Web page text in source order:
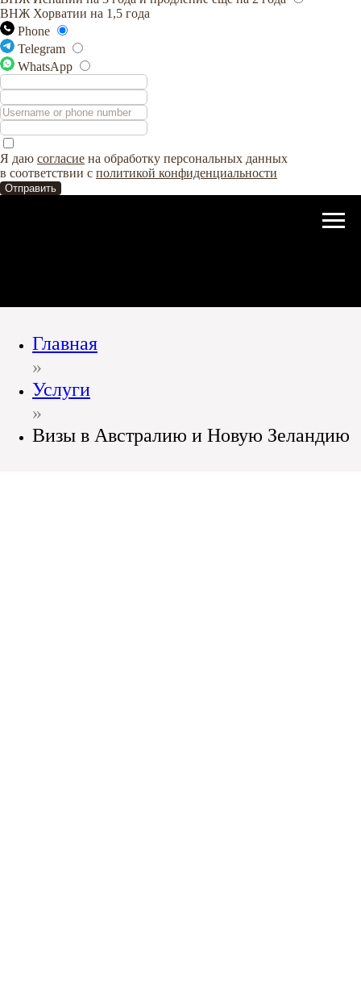
ВНЖ Хорватии на 1,5 года
Phone
Telegram
WhatsApp
Я даю согласие на обработку персональных данных
в соответствии с политикой конфиденциальности
Отправить
Главная
»
Услуги
»
Визы в Австралию и Новую Зеландию